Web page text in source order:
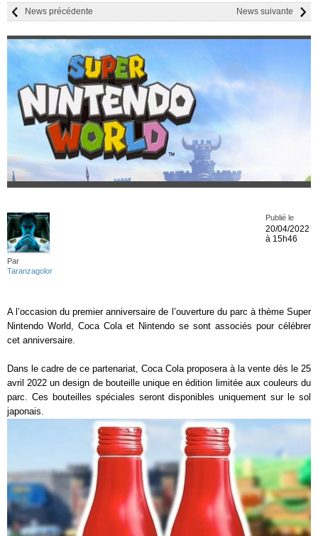
News suivante
News précédente
Par
Taranzagolor
Publié le
20/04/2022
à 15h46
A l’occasion du premier anniversaire de l’ouverture du parc à thème Super
Nintendo World, Coca Cola et Nintendo se sont associés pour célébrer
cet anniversaire.
Dans le cadre de ce partenariat, Coca Cola proposera à la vente dès le 25
avril 2022 un design de bouteille unique en édition limitée aux couleurs du
parc. Ces bouteilles spéciales seront disponibles uniquement sur le sol
japonais.